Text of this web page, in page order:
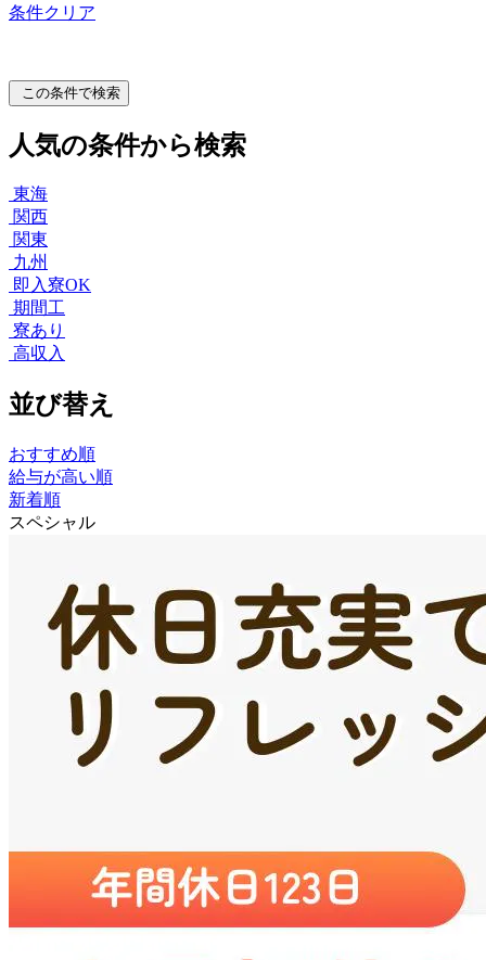
条件クリア
この条件で検索
人気の条件から検索
東海
関西
関東
九州
即入寮OK
期間工
寮あり
高収入
並び替え
おすすめ順
給与が高い順
新着順
スペシャル